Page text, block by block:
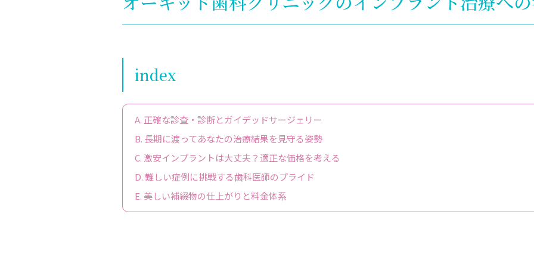
index
A. 正確な診査・診断とガイデッドサージェリー
B. 長期に渡ってあなたの治療結果を見守る姿勢
C. 激安インプラントは大丈夫？適正な価格を考える
D.難しい症例に挑戦する歯科医師のプライド
E. 美しい補綴物の仕上がりと料金体系